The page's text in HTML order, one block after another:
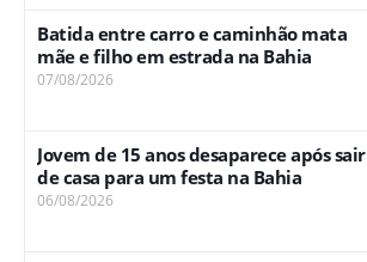
Batida entre carro e caminhão mata
mãe e filho em estrada na Bahia
07/08/2026
Jovem de 15 anos desaparece após sair
de casa para um festa na Bahia
06/08/2026